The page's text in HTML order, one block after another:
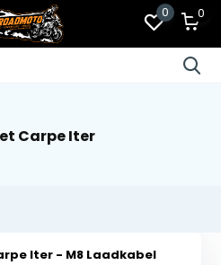
0 0
Carpe Iter
Iter - M8 Laadkabel